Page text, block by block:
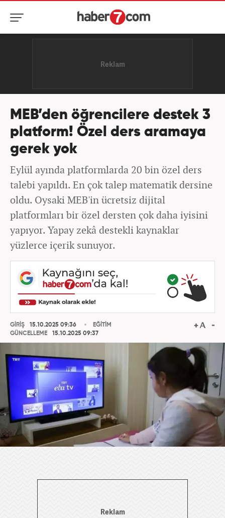
MEB’den öğrencilere destek 3
platform! Özel ders aramaya
gerek yok
Eylül ayında platformlarda 20 bin özel ders
talebi yapıldı. En çok talep matematik dersine
oldu. Oysaki MEB'in ücretsiz dijital
platformları bir özel dersten çok daha iyisini
yapıyor. Yapay zekâ destekli kaynaklar
yüzlerce içerik sunuyor.
GİRİŞ
15.10.2025 09:36
GÜNCELLEME
15.10.2025 09:37
EĞİTİM